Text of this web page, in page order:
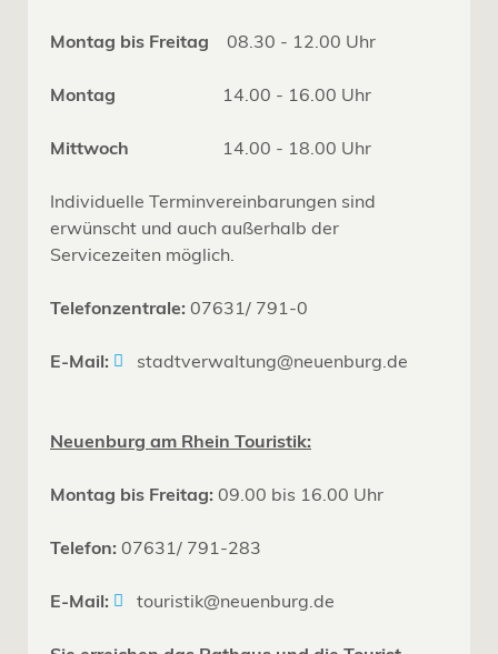
Montag bis Freitag 08.30 - 12.00 Uhr
Montag 14.00 - 16.00 Uhr
Mittwoch 14.00 - 18.00 Uhr
Individuelle Terminvereinbarungen sind
erwünscht und auch außerhalb der
Servicezeiten möglich.
Telefonzentrale: 07631/ 791-0
E-Mail: stadtverwaltung@neuenburg.de
Neuenburg am Rhein Touristik:
Montag bis Freitag: 09.00 bis 16.00 Uhr
Telefon: 07631/ 791-283
E-Mail: touristik@neuenburg.de